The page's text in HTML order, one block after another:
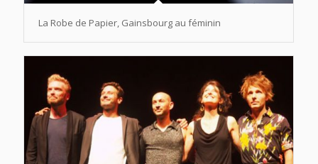
La Robe de Papier, Gainsbourg au féminin